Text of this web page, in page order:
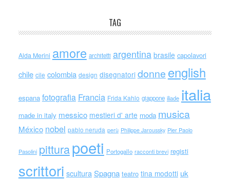
TAG
Alda Merini amore architetti argentina brasile capolavori
chile cile colombia design disegnatori donne english
espana fotografia Francia Frida Kahlo giappone iliade italia
made in italy messico mestieri d' arte moda musica
México nobel pablo neruda perù Philippe Jaroussky Pier Paolo
Pasolini pitturapoeti Portogallo racconti brevi registi
scrittori scultura Spagna teatro tina modotti uk